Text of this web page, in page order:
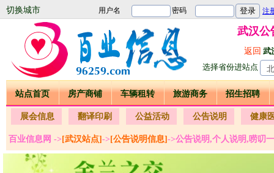
切换城市
武汉公
返回 武
选择省份进站点
站点首页 房产商铺 车辆租转 旅游商务 招生招聘
展会信息 翻译印刷 公益活动 公告说明 健康
百业信息网 -> [武汉站点] -> [公告说明信息] ->公告说明,个人说明,唠叨